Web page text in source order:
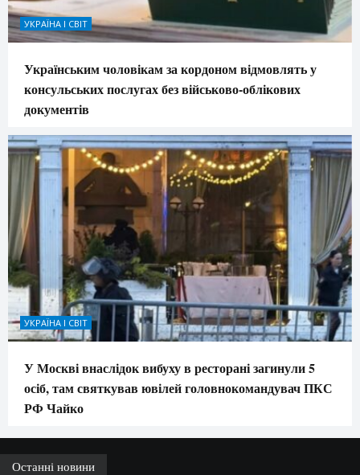
УКРАЇНА І СВІТ
Українським чоловікам за кордоном відмовлять у
консульських послугах без військово-облікових
документів
УКРАЇНА І СВІТ
У Москві внаслідок вибуху в ресторані загинули 5
осіб, там святкував ювілей головнокомандувач ПКС
РФ Чайко
Останні новини